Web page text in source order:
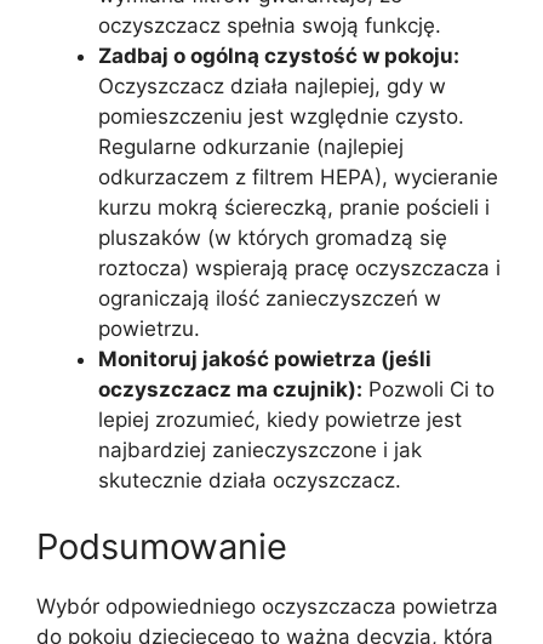
oczyszczacz spełnia swoją funkcję.
Zadbaj o ogólną czystość w pokoju:
Oczyszczacz działa najlepiej, gdy w
pomieszczeniu jest względnie czysto.
Regularne odkurzanie (najlepiej
odkurzaczem z filtrem HEPA), wycieranie
kurzu mokrą ściereczką, pranie pościeli i
pluszaków (w których gromadzą się
roztocza) wspierają pracę oczyszczacza i
ograniczają ilość zanieczyszczeń w
powietrzu.
Monitoruj jakość powietrza (jeśli
oczyszczacz ma czujnik): Pozwoli Ci to
lepiej zrozumieć, kiedy powietrze jest
najbardziej zanieczyszczone i jak
skutecznie działa oczyszczacz.
Podsumowanie
Wybór odpowiedniego oczyszczacza powietrza
do pokoju dziecięcego to ważna decyzja, która